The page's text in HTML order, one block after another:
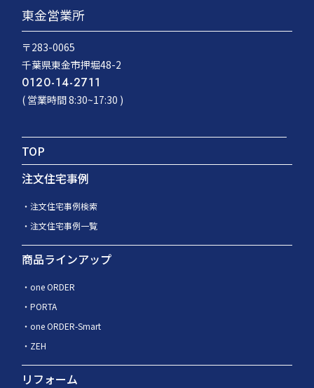
東金営業所
〒283-0065
千葉県東金市押堀48-2
0120-14-2711
( 営業時間 8:30~17:30 )
TOP
注文住宅事例
注文住宅事例検索
注文住宅事例一覧
商品ラインアップ
one ORDER
PORTA
one ORDER-Smart
ZEH
リフォーム